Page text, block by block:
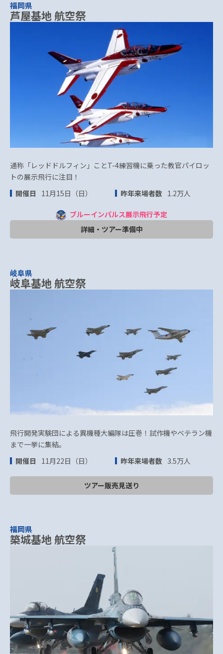
福岡県
芦屋基地 航空祭
通称「レッドドルフィン」ことT-4練習機に乗った教官パイロッ
トの展示飛行に注目！
開催日
11月15日（日） 昨年来場者数 1.2万人
ブルーインパルス展示飛行予定
詳細・ツアー準備中
岐阜県
岐阜基地 航空祭
飛行開発実験団による異機種大編隊は圧巻！試作機やベテラン機
まで一挙に集結。
開催日
11月22日（日） 昨年来場者数 3.5万人
ツアー販売見送り
福岡県
築城基地 航空祭